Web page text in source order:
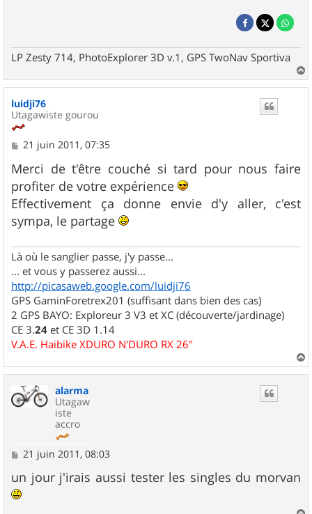
LP Zesty 714, PhotoExplorer 3D v.1, GPS TwoNav Sportiva
a
luidji76
Utagawiste gourou
M
s
s
a
g
e
21 juin 2011, 07:35
Merci de t'être couché si tard pour nous faire
profiter de votre expérience
Effectivement ça donne envie d'y aller, c'est
sympa, le partage
Là où le sanglier passe, j'y passe...
... et vous y passerez aussi...
http://picasaweb.google.com/luidji76
GPS GaminForetrex201 (suffisant dans bien des cas)
2 GPS BAYO: Exploreur 3 V3 et XC (découverte/jardinage)
CE 3.24 et CE 3D 1.14
V.A.E. Haibike XDURO N'DURO RX 26"
a
alarma
Utagaw
iste
accro
M
s
s
a
21 juin 2011, 08:03
un jour j'irais aussi tester les singles du morvan